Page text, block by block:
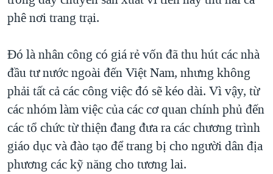
phê nơi trang trại.
Đó là nhân công có giá rẻ vốn đã thu hút các nhà
đầu tư nước ngoài đến Việt Nam, nhưng không
phải tất cả các công việc đó sẽ kéo dài. Vì vậy, từ
các nhóm làm việc của các cơ quan chính phủ đến
các tổ chức từ thiện đang đưa ra các chương trình
giáo dục và đào tạo để trang bị cho người dân địa
phương các kỹ năng cho tương lai.